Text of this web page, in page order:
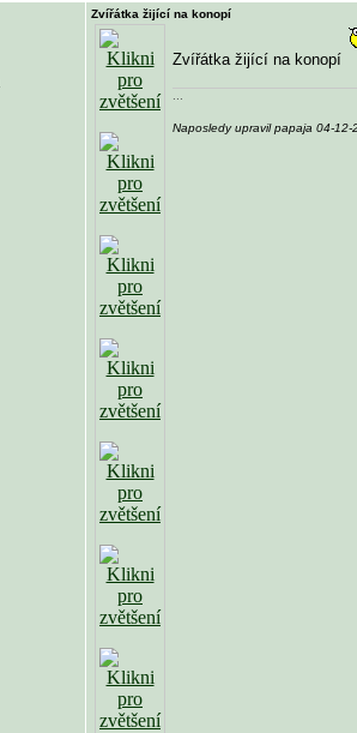
Zvířátka žijící na konopí
Zvířátka žijící na konopí
Naposledy upravil papaja 04-12-